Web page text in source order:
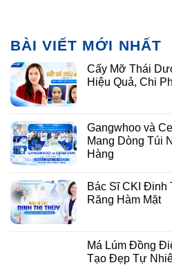
BÀI VIẾT MỚI NHẤT
Cấy Mỡ Thái
Hiệu Quả, Chi
Gangwhoo và
Mang Dòng Túi
Hàng
Bác Sĩ CKI Đinh
Răng Hàm Mặt
Má Lúm Đồng
Tạo Đẹp Tự